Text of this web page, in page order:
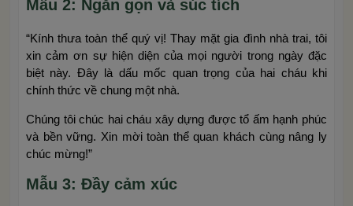
Mẫu 2: Ngắn gọn và súc tích
“Kính thưa toàn thể quý vị! Thay mặt gia đình nhà trai, tôi
xin cảm ơn sự hiện diện của mọi người trong ngày đặc
biệt này. Đây là dấu mốc quan trọng của hai cháu khi
chính thức về chung một nhà.
Chúng tôi chúc hai cháu xây dựng được tổ ấm hạnh phúc
và bền vững. Xin mời toàn thể quan khách cùng nâng ly
chúc mừng!”
Mẫu 3: Đầy cảm xúc